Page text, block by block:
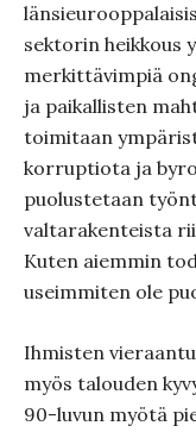
sektorin heikkous
merkittävimpiä
ja paikallisten
toimitaan
korruptiota ja
puolustetaan
valtarakenteista
Kuten aiemmin
useimmiten ole
Ihmisten
myös talouden
90-luvun myötä